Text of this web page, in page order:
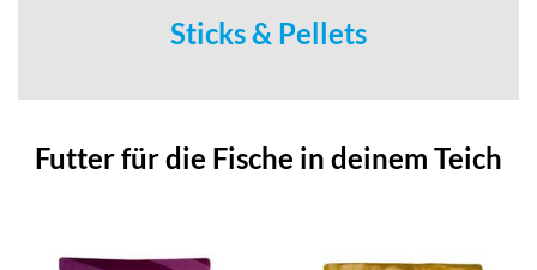
Sticks & Pellets
Futter für die Fische in deinem Teich